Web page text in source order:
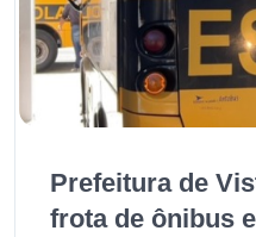
Prefeitura de
frota de ônibus